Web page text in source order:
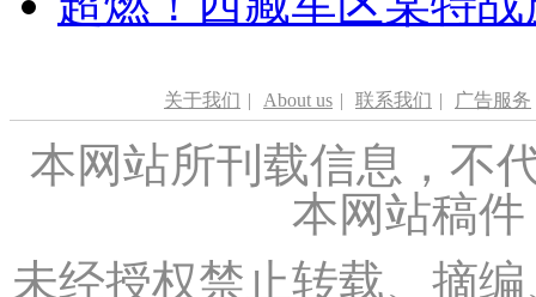
关于我们 | About us | 联系我们 | 广告服务
本网站所刊载信息，不
本网站稿
未经授权禁止转载、摘